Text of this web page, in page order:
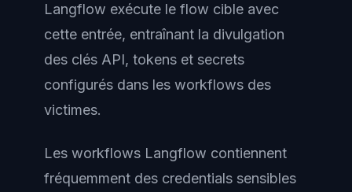
Langflow exécute le flow cible avec
cette entrée, entraînant la divulgation
des clés API, tokens et secrets
configurés dans les workflows des
victimes.
Les workflows Langflow contiennent
fréquemment des credentials sensibles